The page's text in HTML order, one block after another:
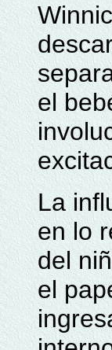
el
La
en lo
del
el